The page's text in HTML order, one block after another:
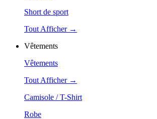
Short de sport
Tout Afficher →
Vêtements
Vêtements
Tout Afficher →
Camisole / T-Shirt
Robe